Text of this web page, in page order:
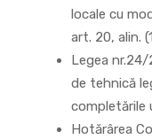
locale cu
art. 20, alin.
Legea
de tehnică
completările
Hotărârea